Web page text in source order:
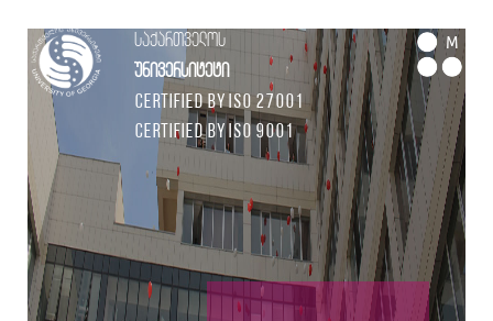
საქართველოს
უნივერსიტეტი
Certified by ISO 27001
Certified by ISO 9001
M